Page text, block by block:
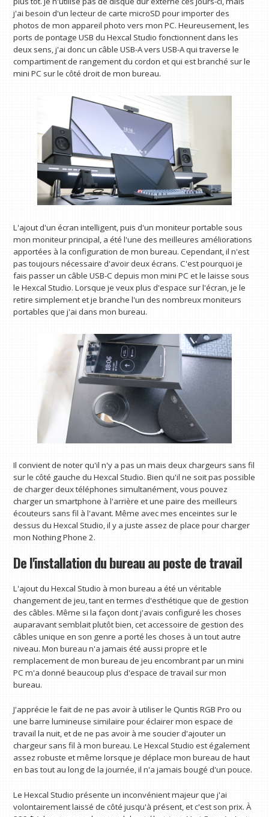
j'ai besoin d'un lecteur de carte microSD pour importer des
photos de mon appareil photo vers mon PC. Heureusement, les
ports de pontage USB du Hexcal Studio fonctionnent dans les
deux sens, j'ai donc un câble USB-A vers USB-A qui traverse le
compartiment de rangement du cordon et qui est branché sur le
mini PC sur le côté droit de mon bureau.
L'ajout d'un écran intelligent, puis d'un moniteur portable sous
mon moniteur principal, a été l'une des meilleures améliorations
apportées à la configuration de mon bureau. Cependant, il n'est
pas toujours nécessaire d'avoir deux écrans. C'est pourquoi je
fais passer un câble USB-C depuis mon mini PC et le laisse sous
le Hexcal Studio. Lorsque je veux plus d'espace sur l'écran, je le
retire simplement et je branche l'un des nombreux moniteurs
portables que j'ai dans mon bureau.
Il convient de noter qu'il n'y a pas un mais deux chargeurs sans fil
sur le côté gauche du Hexcal Studio. Bien qu'il ne soit pas possible
de charger deux téléphones simultanément, vous pouvez
charger un smartphone à l'arrière et une paire des meilleurs
écouteurs sans fil à l'avant. Même avec mes enceintes sur le
dessus du Hexcal Studio, il y a juste assez de place pour charger
mon Nothing Phone 2.
De l'installation du bureau au poste de travail
L'ajout du Hexcal Studio à mon bureau a été un véritable
changement de jeu, tant en termes d'esthétique que de gestion
des câbles. Même si la façon dont j'avais configuré les choses
auparavant semblait plutôt bien, cet accessoire de gestion des
câbles unique en son genre a porté les choses à un tout autre
niveau. Mon bureau n'a jamais été aussi propre et le
remplacement de mon bureau de jeu encombrant par un mini
PC m'a donné beaucoup plus d'espace de travail sur mon
bureau.
J'apprécie le fait de ne pas avoir à utiliser le Quntis RGB Pro ou
une barre lumineuse similaire pour éclairer mon espace de
travail la nuit, et de ne pas avoir à me soucier d'ajouter un
chargeur sans fil à mon bureau. Le Hexcal Studio est également
assez robuste et même lorsque je déplace mon bureau de haut
en bas tout au long de la journée, il n'a jamais bougé d'un pouce.
Le Hexcal Studio présente un inconvénient majeur que j'ai
volontairement laissé de côté jusqu'à présent, et c'est son prix. À